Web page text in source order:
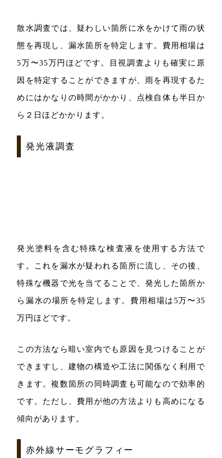
散水調査では、疑わしい箇所に水をかけて雨の状
態を再現し、漏水箇所を特定します。費用相場は
5万〜35万円ほどです。目視調査よりも確実に原
因を特定することができますが、雨を再現するた
めにはかなりの時間がかかり、点検自体も半日か
ら２日ほどかかります。
発光液調査
発光塗料を含む特殊な検査液を使用する方法で
す。これを漏水が疑われる箇所に流し、その後、
特殊な機器で光を当てることで、発光した箇所か
ら漏水の場所を特定します。費用相場は5万〜35
万円ほどです。
この方法なら暗い室内でも原因を見つけることが
できますし、建物の構造や工法に関係なく利用で
きます。複数箇所の同時調査も可能なので効率的
です。ただし、費用が他の方法よりも高めになる
傾向があります。
赤外線サーモグラフィー